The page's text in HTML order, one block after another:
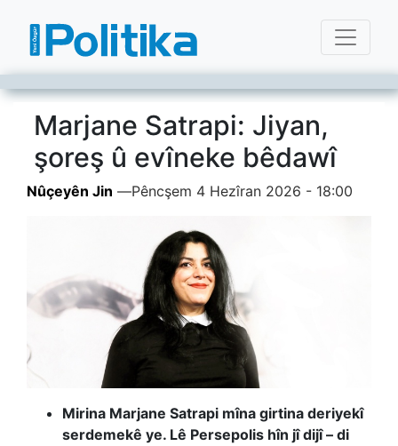
Marjane Satrapi: Jiyan,
şoreş û evîneke bêdawî
Nûçeyên Jin —Pêncşem 4 Hezîran 2026 - 18:00
Mirina Marjane Satrapi mîna girtina deriyekî
serdemekê ye. Lê Persepolis hîn jî dijî – di